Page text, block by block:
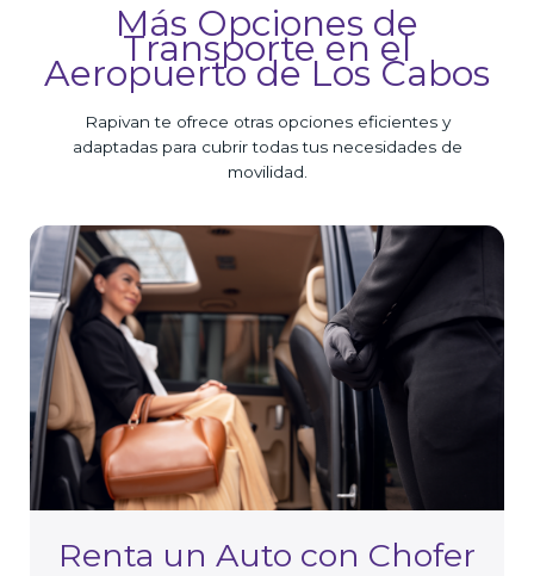
Más Opciones de
Transporte en el
Aeropuerto de Los Cabos
Rapivan te ofrece otras opciones eficientes y
adaptadas para cubrir todas tus necesidades de
movilidad.
Renta un Auto con Chofer